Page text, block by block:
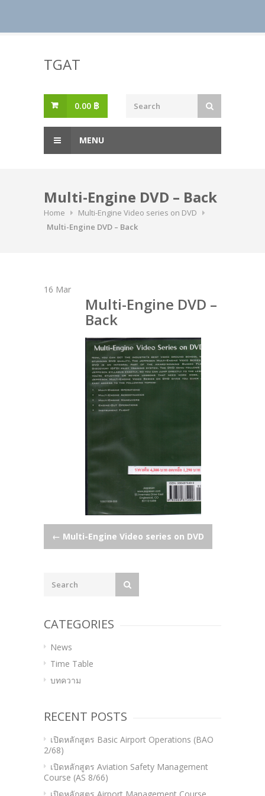
TGAT
0.00 ฿
MENU
Multi-Engine DVD – Back
Home
Multi-Engine Video series on DVD
Multi-Engine DVD – Back
16 Mar
Multi-Engine DVD –
Back
Post
navigation
← Multi-Engine Video series on DVD
CATEGORIES
News
Time Table
บทความ
RECENT POSTS
เปิดหลักสูตร Basic Airport Operations (BAO
2/68)
เปิดหลักสูตร Aviation Safety Management
Course (AS 8/66)